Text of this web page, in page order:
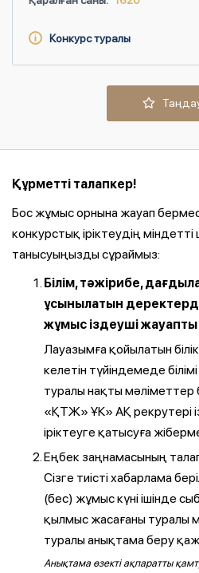
Конкурс туралы
Құрметті талапкер!
Бос жұмыс орнына жауап
конкурстық іріктеудің
танысуыңызды сұраймыз:
Білім, тәжірибе,
ұсынылатын
жұмыс іздеуші
Лауазымға қойылатын
келетін түйіндемеде
туралы нақты
«ҚТЖ» ҰК» АҚ рекрутері
іріктеуге қатысуға
Еңбек заңнамасының
Сізге тиісті хабарлама
(бес) жұмыс күні ішінде
қылмыс жасағаны туралы
туралы анықтама беру
Анықтама өзекті ақпаратты